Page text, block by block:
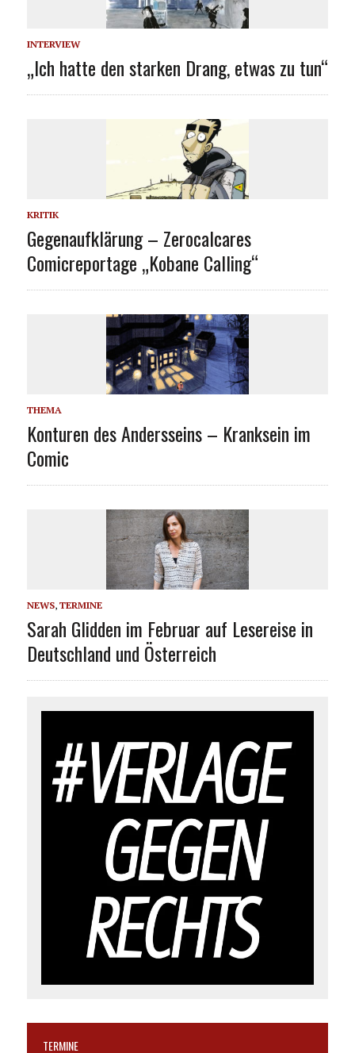
INTERVIEW
„Ich hatte den starken Drang, etwas zu tun“
KRITIK
Gegenaufklärung – Zerocalcares
Comicreportage „Kobane Calling“
THEMA
Konturen des Andersseins – Kranksein im
Comic
NEWS, TERMINE
Sarah Glidden im Februar auf Lesereise in
Deutschland und Österreich
TERMINE